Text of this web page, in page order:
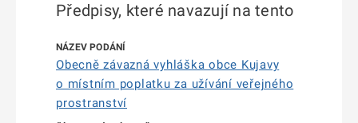
Předpisy, které navazují na tento
Obecně závazná vyhláška obce Kujavy
o místním poplatku za užívání veřejného
prostranství